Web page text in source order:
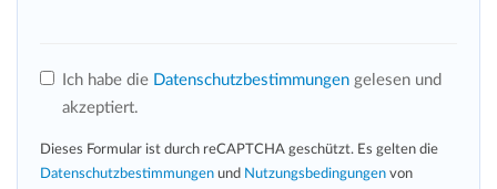
Ich habe die Datenschutzbestimmungen gelesen und
akzeptiert.
Dieses Formular ist durch reCAPTCHA geschützt. Es gelten die
Datenschutzbestimmungen und Nutzungsbedingungen von